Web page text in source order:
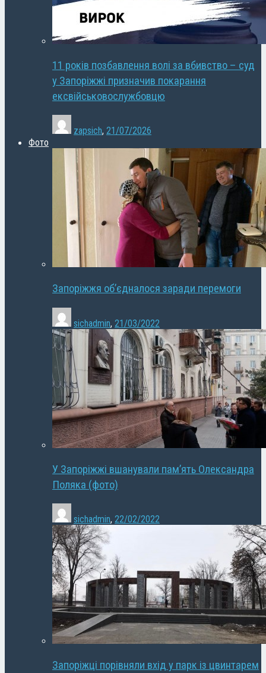
11 років позбавлення волі за вбивство – суд
у Запоріжжі призначив покарання
ексвійськовослужбовцю
zapsich, 21/07/2026
Фото
Запоріжжя об’єдналося заради перемоги
sichadmin, 21/03/2022
У Запоріжжі вшанували пам’ять Олександра
Поляка (фото)
sichadmin, 22/02/2022
Запоріжці порівняли вхід у парк із цвинтарем